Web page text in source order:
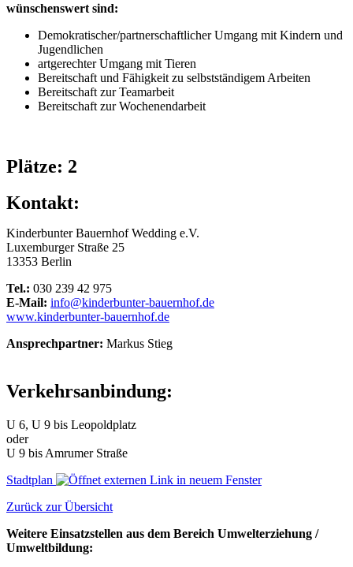
wünschenswert sind:
Demokratischer/partnerschaftlicher Umgang mit Kindern und
Jugendlichen
artgerechter Umgang mit Tieren
Bereitschaft und Fähigkeit zu selbstständigem Arbeiten
Bereitschaft zur Teamarbeit
Bereitschaft zur Wochenendarbeit
Plätze: 2
Kontakt:
Kinderbunter Bauernhof Wedding e.V.
Luxemburger Straße 25
13353 Berlin
Tel.: 030 239 42 975
E-Mail: info@kinderbunter-bauernhof.de
www.kinderbunter-bauernhof.de
Ansprechpartner: Markus Stieg
Verkehrsanbindung:
U 6, U 9 bis Leopoldplatz
oder
U 9 bis Amrumer Straße
Stadtplan
Zurück zur Übersicht
Weitere Einsatzstellen aus dem Bereich Umwelterziehung /
Umweltbildung: